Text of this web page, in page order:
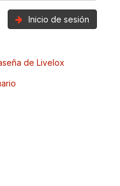
Inicio de sesión
de Livelox